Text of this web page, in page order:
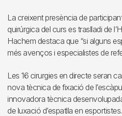
La creixent presència de
quirúrgica del curs es traslladi de
Hachem destaca que “si alguns
més avenços i especialistes de
Les 16 cirurgies en directe seran
nova tècnica de fixació de
innovadora tècnica
de luxació d’espatlla en